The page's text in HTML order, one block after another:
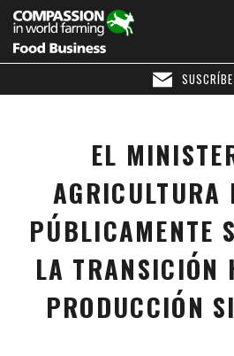
EL
AGRICULTURA
PÚBLICAMENTE
LA TRANSICIÓN
PRODUCCIÓN